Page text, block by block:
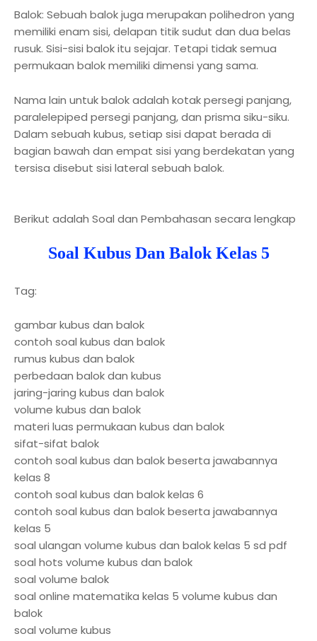
Balok: Sebuah balok juga merupakan polihedron yang
memiliki enam sisi, delapan titik sudut dan dua belas
rusuk. Sisi-sisi balok itu sejajar. Tetapi tidak semua
permukaan balok memiliki dimensi yang sama.
Nama lain untuk balok adalah kotak persegi panjang,
paralelepiped persegi panjang, dan prisma siku-siku.
Dalam sebuah kubus, setiap sisi dapat berada di
bagian bawah dan empat sisi yang berdekatan yang
tersisa disebut sisi lateral sebuah balok.
Berikut adalah Soal dan Pembahasan secara lengkap
Soal Kubus Dan Balok Kelas 5
Tag:
gambar kubus dan balok
contoh soal kubus dan balok
rumus kubus dan balok
perbedaan balok dan kubus
jaring-jaring kubus dan balok
volume kubus dan balok
materi luas permukaan kubus dan balok
sifat-sifat balok
contoh soal kubus dan balok beserta jawabannya
kelas 8
contoh soal kubus dan balok kelas 6
contoh soal kubus dan balok beserta jawabannya
kelas 5
soal ulangan volume kubus dan balok kelas 5 sd pdf
soal hots volume kubus dan balok
soal volume balok
soal online matematika kelas 5 volume kubus dan
balok
soal volume kubus